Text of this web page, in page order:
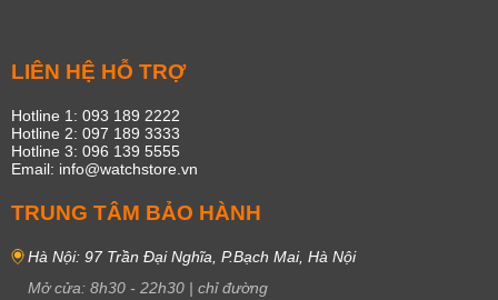
LIÊN HỆ HỖ TRỢ
Hotline 1: 093 189 2222
Hotline 2: 097 189 3333
Hotline 3: 096 139 5555
Email: info@watchstore.vn
TRUNG TÂM BẢO HÀNH
Hà Nội: 97 Trần Đại Nghĩa, P.Bạch Mai, Hà Nội
Mở cửa: 8h30 - 22h30 | chỉ đường